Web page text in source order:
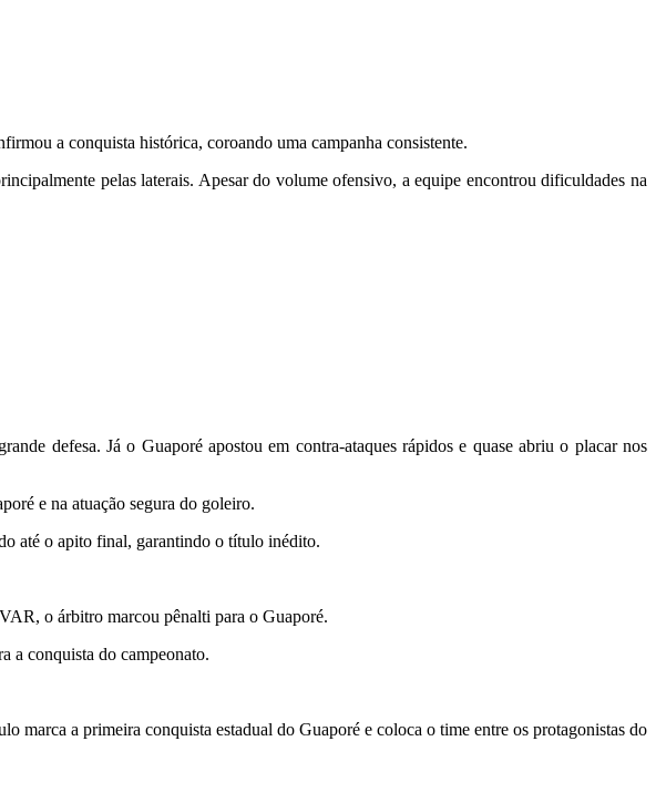
a conquista histórica, coroando uma campanha consistente.
pelas laterais. Apesar do volume ofensivo, a equipe encontrou dificuldades na
defesa. Já o Guaporé apostou em contra-ataques rápidos e quase abriu o placar nos
e na atuação segura do goleiro.
até o apito final, garantindo o título inédito.
o árbitro marcou pênalti para o Guaporé.
a conquista do campeonato.
a primeira conquista estadual do Guaporé e coloca o time entre os protagonistas do